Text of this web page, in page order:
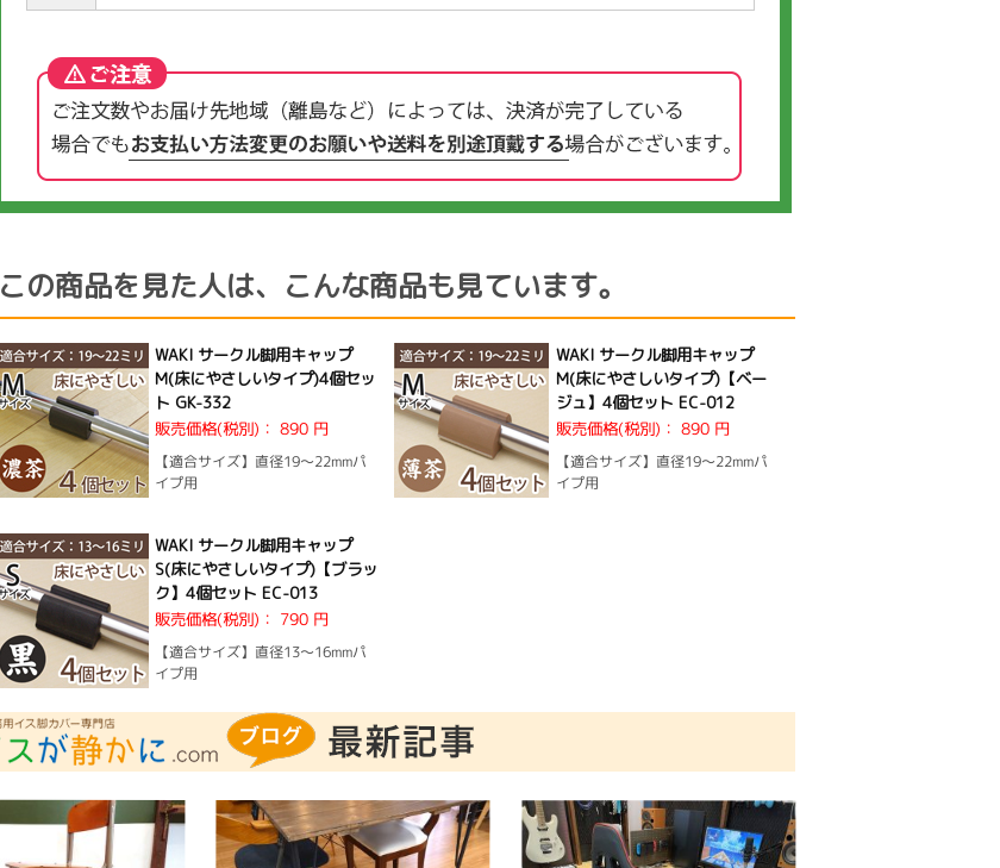
この商品を見た人は、こんな商品も見ています。
WAKI サークル脚用キャップ
M(床にやさしいタイプ)4個セッ
ト GK-332
販売価格(税別)： 890 円
【適合サイズ】直径19〜22mmパ
イプ用
WAKI サークル脚用キャップ
M(床にやさしいタイプ)【ベー
ジュ】4個セット EC-012
販売価格(税別)： 890 円
【適合サイズ】直径19〜22mmパ
イプ用
WAKI サークル脚用キャップ
S(床にやさしいタイプ)【ブラッ
ク】4個セット EC-013
販売価格(税別)： 790 円
【適合サイズ】直径13〜16mmパ
イプ用